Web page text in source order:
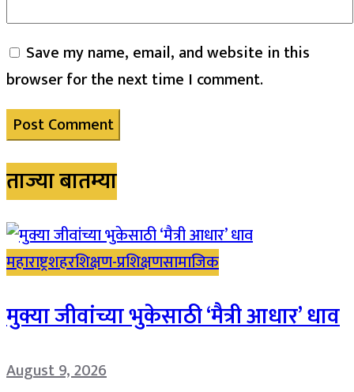
Save my name, email, and website in this
browser for the next time I comment.
ताज्या बातम्या
महाराष्ट्रशहरशिक्षण-प्रशिक्षणसामाजिक
मुक्या जीवांच्या भुकेसाठी ‘मैत्री आधार’ धाव
August 9, 2026